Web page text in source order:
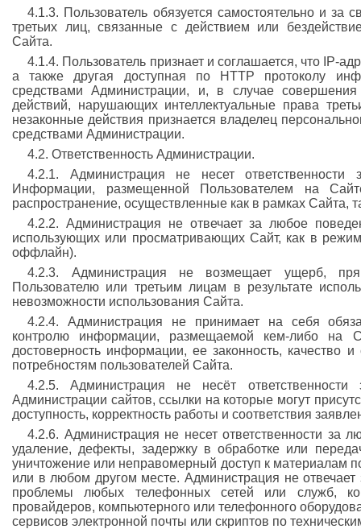
4.1.3. Пользователь обязуется самостоятельно и за
третьих лиц, связанные с действием или
Сайта.
4.1.4. Пользователь признает и соглашается, что IP-
а также другая доступная по HTTP протоколу
средствами Администрации, и, в случае
действий, нарушающих интеллектуальные права
незаконные действия признается владелец
средствами Администрации.
4.2. Ответственность Администрации.
4.2.1. Администрация не несет ответственности
Информации, размещенной Пользователем на
распространение, осуществленные как в рамках
4.2.2. Администрация не отвечает за любое
использующих или просматривающих Сайт, как в
оффлайн).
4.2.3. Администрация не возмещает ущерб,
Пользователю или третьим лицам в результате
невозможности использования Сайта.
4.2.4. Администрация не принимает на себя
контролю информации, размещаемой кем-либо на
достоверность информации, ее законность, качество
потребностям пользователей Сайта.
4.2.5. Администрация не несёт
Администрации сайтов, ссылки на которые могут
доступность, корректность работы и соответствия
4.2.6. Администрация не несет ответственности за
удаление, дефекты, задержку в обработке или
уничтожение или неправомерный доступ к материалам
или в любом другом месте. Администрация не
проблемы любых телефонных сетей или служб,
провайдеров, компьютерного или телефонного
сервисов электронной почты или скриптов по